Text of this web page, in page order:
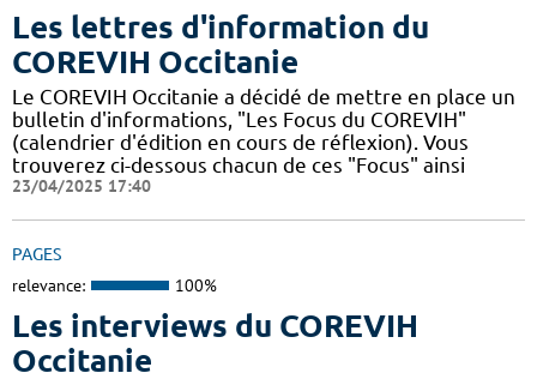
Les lettres d'information du
COREVIH Occitanie
Le COREVIH Occitanie a décidé de mettre en place un
bulletin d'informations, "Les Focus du COREVIH"
(calendrier d'édition en cours de réflexion). Vous
trouverez ci-dessous chacun de ces "Focus" ainsi
23/04/2025 17:40
PAGES
relevance: 100%
Les interviews du COREVIH
Occitanie